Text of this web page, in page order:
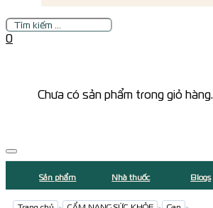
Tìm
kiếm
0
Chưa có sản phẩm trong giỏ hàng.
Sản phẩm Nhà thuốc Blogs